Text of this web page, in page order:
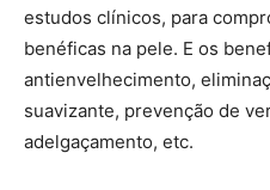
estudos clínicos, para
benéficas na pele. E os
antienvelhecimento,
suavizante, prevenção de
adelgaçamento, etc.